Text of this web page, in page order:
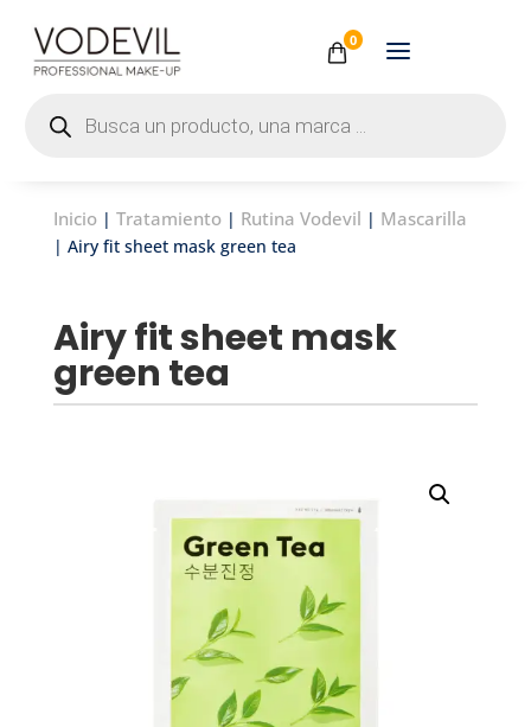
0
productos
Inicio| Tratamiento| Rutina Vodevil | Mascarilla
| Airy fit sheet mask green tea
Airy fit sheet mask
green tea